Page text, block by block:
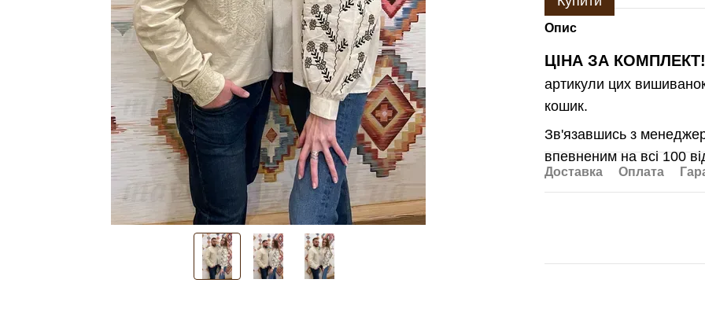
Опис
ЦІНА ЗА
артикули цих
кошик.
Зв'язавшись з
впевненим на всі 100
Доставка Оплата